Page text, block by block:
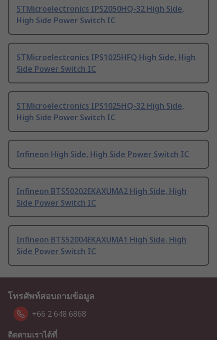
STMicroelectronics IPS2050HQ-32 High Side,
High Side Power Switch IC
STMicroelectronics IPS1025HFQ High Side, High
Side Power Switch IC
STMicroelectronics IPS1025HQ-32 High Side,
High Side Power Switch IC
Infineon High Side, High Side Power Switch IC
Infineon BTS50202EKAXUMA2 High Side, High
Side Power Switch IC
Infineon BTS52004EKAXUMA1 High Side, High
Side Power Switch IC
โทรศัพท์สอบถามข้อมูล
+66 2 648 6868
ติดตามเราได้ที่